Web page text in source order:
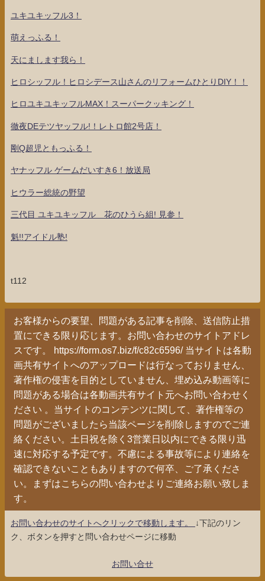
ユキユキッフル3！
萌えっふる！
天にまします我ら！
ヒロシッフル！ヒロシデース山さんのリフォームひとりDIY！！
ヒロユキユキッフルMAX！スーパークッキング！
徹夜DEテツヤッフル!！レトロ館2号店！
剛Q超児ともっふる！
ヤナッフル ゲームだいすき6！放送局
ヒウラー総統の野望
三代目 ユキユキッフル 花のひうら組! 見参！
魁!!アイドル塾!
t112
お客様からの要望、問題がある記事を削除、送信防止措
置にできる限り応じます。お問い合わせのサイトアドレ
スです。 https://form.os7.biz/f/c82c6596/ 当サイトは各動
画共有サイトへのアップロードは行なっておりません、
著作権の侵害を目的としていません、埋め込み動画等に
問題がある場合は各動画共有サイト元へお問い合わせく
ださい 。当サイトのコンテンツに関して、著作権等の
問題がございましたら当該ページを削除しますのでご連
絡ください。土日祝を除く3営業日以内にできる限り迅
速に対応する予定です。不慮による事故等により連絡を
確認できないこともありますので何卒、ご了承くださ
い。まずはこちらの問い合わせよりご連絡お願い致しま
す。
お問い合わせのサイトへクリックで移動します。
↓下記のリン
ク、ボタンを押すと問い合わせページに移動
お問い合せ